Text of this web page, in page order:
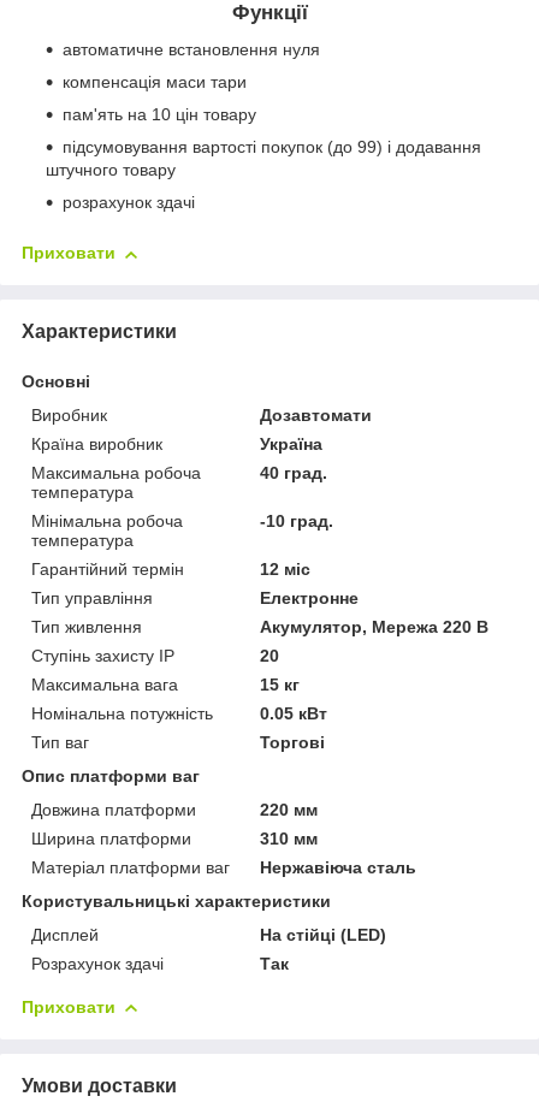
Функції
автоматичне встановлення нуля
компенсація маси тари
пам'ять на 10 цін товару
підсумовування вартості покупок (до 99) і додавання
штучного товару
розрахунок здачі
Приховати
Характеристики
Основні
Виробник
Дозавтомати
Країна виробник
Україна
Максимальна робоча
температура
40 град.
Мінімальна робоча
температура
-10 град.
Гарантійний термін
12 міс
Тип управління
Електронне
Тип живлення
Акумулятор, Мережа 220 В
Ступінь захисту IP
20
Максимальна вага
15 кг
Номінальна потужність
0.05 кВт
Тип ваг
Торгові
Опис платформи ваг
Довжина платформи
220 мм
Ширина платформи
310 мм
Матеріал платформи ваг
Нержавіюча сталь
Користувальницькі характеристики
Дисплей
На стійці (LED)
Розрахунок здачі
Так
Приховати
Умови доставки